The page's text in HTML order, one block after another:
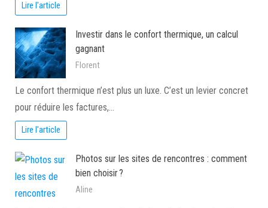
Lire l'article
Investir dans le confort thermique, un calcul
gagnant
Florent
Le confort thermique n’est plus un luxe. C’est un levier concret
pour réduire les factures,…
Lire l'article
Photos sur les sites de rencontres : comment
bien choisir ?
Aline